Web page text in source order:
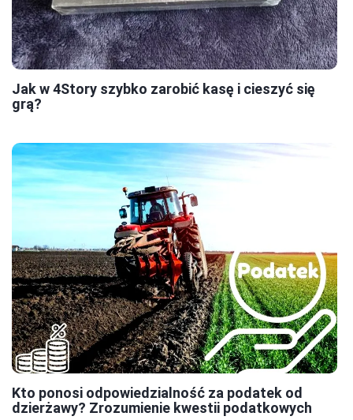
Jak w 4Story szybko zarobić kasę i cieszyć się
grą?
Kto ponosi odpowiedzialność za podatek od
dzierżawy? Zrozumienie kwestii podatkowych